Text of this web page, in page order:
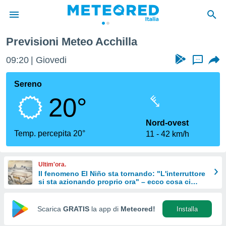
di
per
le
di
Web
Previsioni Meteo Acchilla
09:20 Giovedi ...
Sereno
20°
Temp. percepita 20°
Nord-ovest
11
42 km/h
Ultim'ora.
Il fenomeno El Niño sta tornando: "L'interruttore
si sta azionando proprio ora" – ecco cosa ci
Scarica GRATIS la app di Meteored! Installa